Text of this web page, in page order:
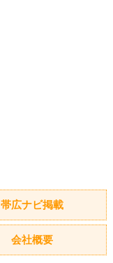
帯広ナビ掲載
会社概要